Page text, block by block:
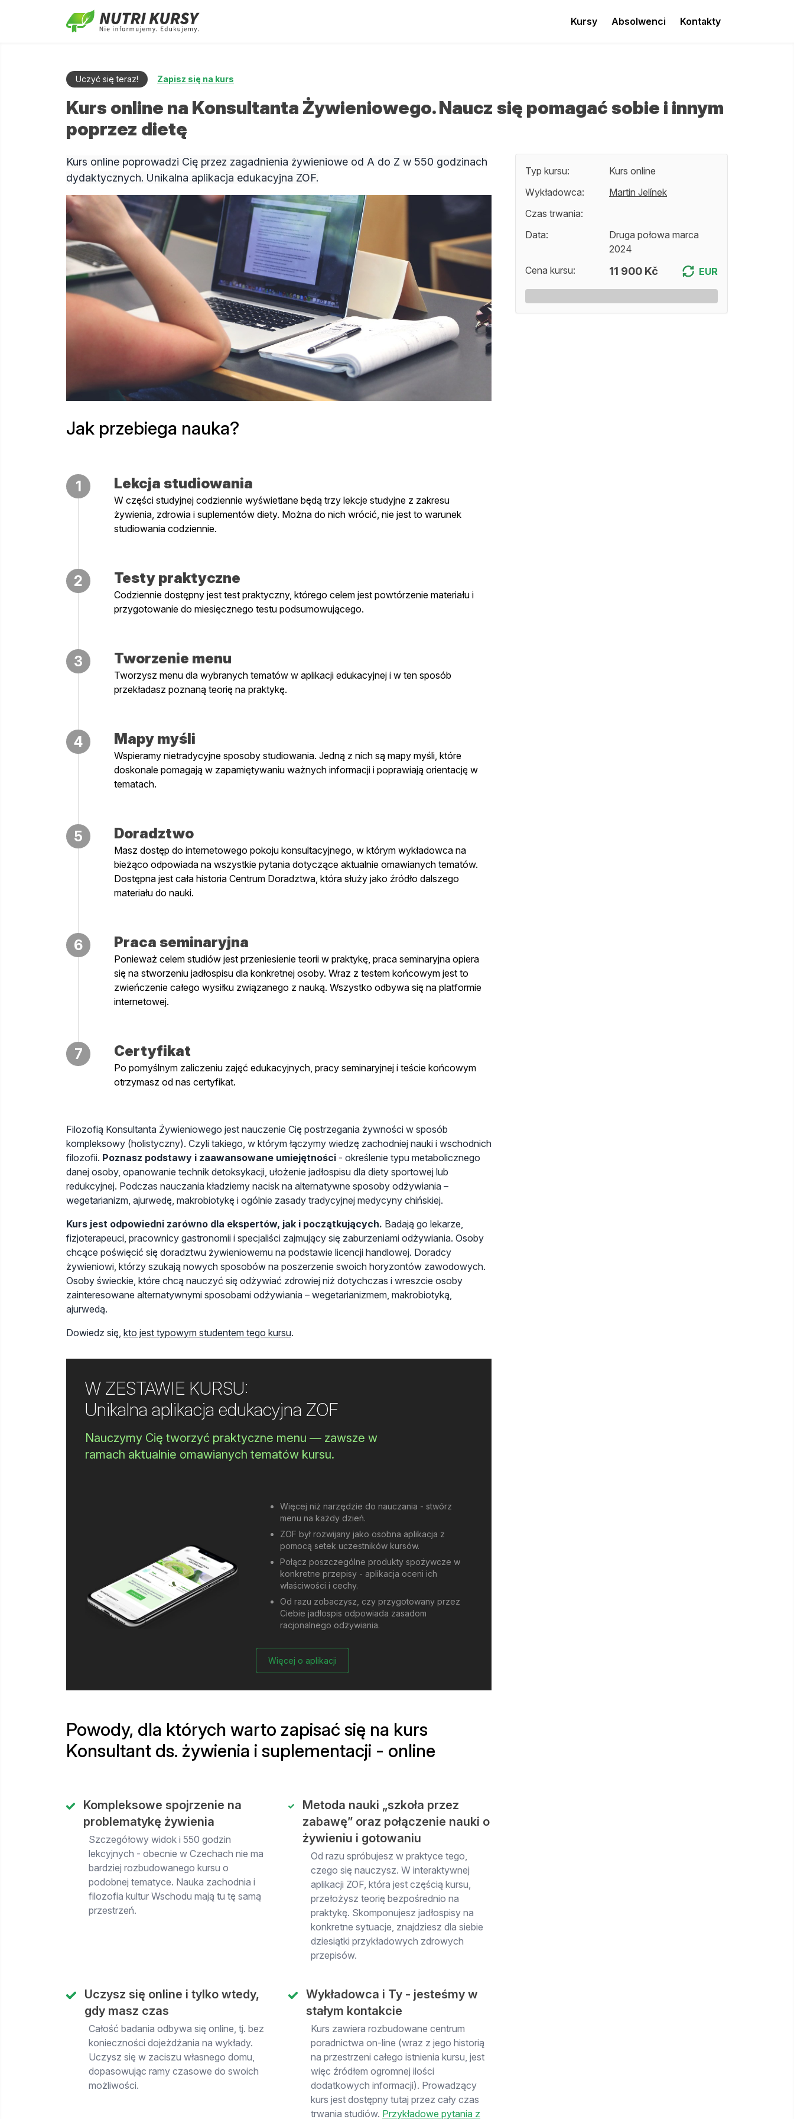
Kursy Absolwenci Kontakty
Uczyć się teraz! Zapisz się na kurs
Kurs online na Konsultanta Żywieniowego. Naucz się pomagać sobie i innym
poprzez dietę
Kurs online poprowadzi Cię przez zagadnienia żywieniowe od A do Z w 550 godzinach
dydaktycznych. Unikalna aplikacja edukacyjna ZOF.
Jak przebiega nauka?
1 Lekcja studiowania
W części studyjnej codziennie wyświetlane będą trzy lekcje studyjne z zakresu
żywienia, zdrowia i suplementów diety. Można do nich wrócić, nie jest to warunek
studiowania codziennie.
2 Testy praktyczne
Codziennie dostępny jest test praktyczny, którego celem jest powtórzenie materiału i
przygotowanie do miesięcznego testu podsumowującego.
3 Tworzenie menu
Tworzysz menu dla wybranych tematów w aplikacji edukacyjnej i w ten sposób
przekładasz poznaną teorię na praktykę.
4 Mapy myśli
Wspieramy nietradycyjne sposoby studiowania. Jedną z nich są mapy myśli, które
doskonale pomagają w zapamiętywaniu ważnych informacji i poprawiają orientację w
tematach.
5 Doradztwo
Masz dostęp do internetowego pokoju konsultacyjnego, w którym wykładowca na
bieżąco odpowiada na wszystkie pytania dotyczące aktualnie omawianych tematów.
Dostępna jest cała historia Centrum Doradztwa, która służy jako źródło dalszego
materiału do nauki.
6 Praca seminaryjna
Ponieważ celem studiów jest przeniesienie teorii w praktykę, praca seminaryjna opiera
się na stworzeniu jadłospisu dla konkretnej osoby. Wraz z testem końcowym jest to
zwieńczenie całego wysiłku związanego z nauką. Wszystko odbywa się na platformie
internetowej.
7 Certyfikat
Po pomyślnym zaliczeniu zajęć edukacyjnych, pracy seminaryjnej i teście końcowym
otrzymasz od nas certyfikat.
Filozofią Konsultanta Żywieniowego jest nauczenie Cię postrzegania żywności w sposób
kompleksowy (holistyczny). Czyli takiego, w którym łączymy wiedzę zachodniej nauki i wschodnich
filozofii. Poznasz podstawy i zaawansowane umiejętności - określenie typu metabolicznego
danej osoby, opanowanie technik detoksykacji, ułożenie jadłospisu dla diety sportowej lub
redukcyjnej. Podczas nauczania kładziemy nacisk na alternatywne sposoby odżywiania –
wegetarianizm, ajurwedę, makrobiotykę i ogólnie zasady tradycyjnej medycyny chińskiej.
Kurs jest odpowiedni zarówno dla ekspertów, jak i początkujących. Badają go lekarze,
fizjoterapeuci, pracownicy gastronomii i specjaliści zajmujący się zaburzeniami odżywiania. Osoby
chcące poświęcić się doradztwu żywieniowemu na podstawie licencji handlowej. Doradcy
żywieniowi, którzy szukają nowych sposobów na poszerzenie swoich horyzontów zawodowych.
Osoby świeckie, które chcą nauczyć się odżywiać zdrowiej niż dotychczas i wreszcie osoby
zainteresowane alternatywnymi sposobami odżywiania – wegetarianizmem, makrobiotyką,
ajurwedą.
Dowiedz się, kto jest typowym studentem tego kursu.
W ZESTAWIE KURSU:
Unikalna aplikacja edukacyjna ZOF
Nauczymy Cię tworzyć praktyczne menu — zawsze w
ramach aktualnie omawianych tematów kursu.
Więcej niż narzędzie do nauczania - stwórz
menu na każdy dzień.
ZOF był rozwijany jako osobna aplikacja z
pomocą setek uczestników kursów.
Połącz poszczególne produkty spożywcze w
konkretne przepisy - aplikacja oceni ich
właściwości i cechy.
Od razu zobaczysz, czy przygotowany przez
Ciebie jadłospis odpowiada zasadom
racjonalnego odżywiania.
Więcej o aplikacji
Powody, dla których warto zapisać się na kurs
Konsultant ds. żywienia i suplementacji - online
Kompleksowe spojrzenie na
problematykę żywienia
Szczegółowy widok i 550 godzin
lekcyjnych - obecnie w Czechach nie ma
bardziej rozbudowanego kursu o
podobnej tematyce. Nauka zachodnia i
filozofia kultur Wschodu mają tu tę samą
przestrzeń.
Metoda nauki „szkoła przez
zabawę” oraz połączenie nauki o
żywieniu i gotowaniu
Od razu spróbujesz w praktyce tego,
czego się nauczysz. W interaktywnej
aplikacji ZOF, która jest częścią kursu,
przełożysz teorię bezpośrednio na
praktykę. Skomponujesz jadłospisy na
konkretne sytuacje, znajdziesz dla siebie
dziesiątki przykładowych zdrowych
przepisów.
Uczysz się online i tylko wtedy,
gdy masz czas
Całość badania odbywa się online, tj. bez
konieczności dojeżdżania na wykłady.
Uczysz się w zaciszu własnego domu,
dopasowując ramy czasowe do swoich
możliwości.
Wykładowca i Ty - jesteśmy w
stałym kontakcie
Kurs zawiera rozbudowane centrum
poradnictwa on-line (wraz z jego historią
na przestrzeni całego istnienia kursu, jest
więc źródłem ogromnej ilości
dodatkowych informacji). Prowadzący
kurs jest dostępny tutaj przez cały czas
trwania studiów. Przykładowe pytania z
Typ kursu:
Kurs online
Wykładowca:
Martin Jelínek
Czas trwania:
Data:
Druga połowa marca
2024
Cena kursu:
11 900 Kč EUR